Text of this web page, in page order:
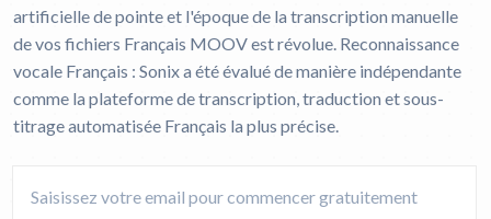
artificielle de pointe et l'époque de la transcription manuelle
de vos fichiers Français MOOV est révolue. Reconnaissance
vocale Français : Sonix a été évalué de manière indépendante
comme la plateforme de transcription, traduction et sous-
titrage automatisée Français la plus précise.